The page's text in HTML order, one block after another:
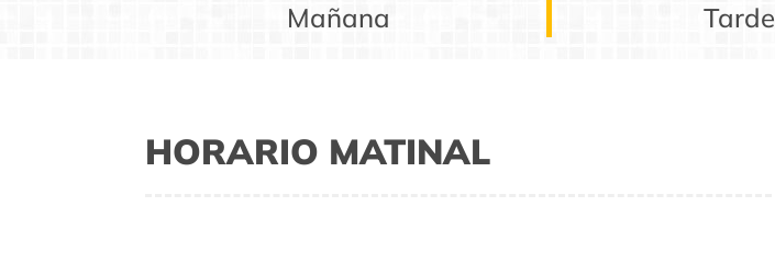
Mañana Tarde
HORARIO MATINAL